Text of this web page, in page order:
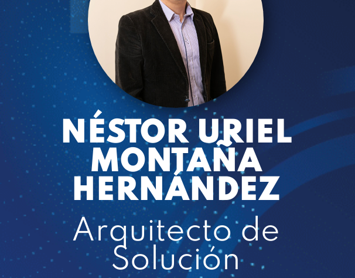
NÉSTOR URIEL
MONTAÑA
HERNÁNDEZ
Arquitecto de
Solución